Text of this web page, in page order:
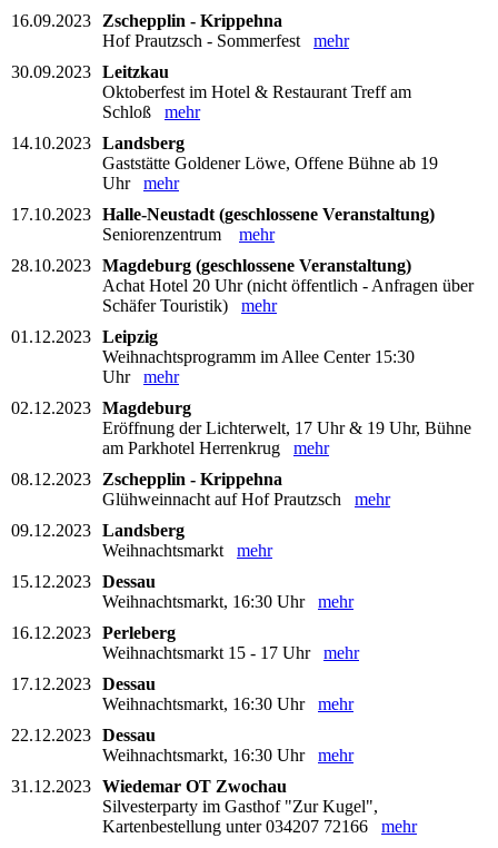
16.09.2023
Zschepplin - Krippehna
Hof Prautzsch - Sommerfest mehr
30.09.2023 Leitzkau
Oktoberfest im Hotel & Restaurant Treff am
Schloß mehr
14.10.2023 Landsberg
Gaststätte Goldener Löwe, Offene Bühne ab 19
Uhr mehr
17.10.2023 Halle-Neustadt (geschlossene Veranstaltung)
Seniorenzentrum mehr
28.10.2023 Magdeburg (geschlossene Veranstaltung)
Achat Hotel 20 Uhr (nicht öffentlich - Anfragen über
Schäfer Touristik) mehr
01.12.2023 Leipzig
Weihnachtsprogramm im Allee Center 15:30
Uhr mehr
02.12.2023 Magdeburg
Eröffnung der Lichterwelt, 17 Uhr & 19 Uhr, Bühne
am Parkhotel Herrenkrug mehr
08.12.2023
Zschepplin - Krippehna
Glühweinnacht auf Hof Prautzsch mehr
09.12.2023 Landsberg
Weihnachtsmarkt mehr
15.12.2023 Dessau
Weihnachtsmarkt, 16:30 Uhr mehr
16.12.2023 Perleberg
Weihnachtsmarkt 15 - 17 Uhr mehr
17.12.2023 Dessau
Weihnachtsmarkt, 16:30 Uhr mehr
22.12.2023 Dessau
Weihnachtsmarkt, 16:30 Uhr mehr
31.12.2023 Wiedemar OT Zwochau
Silvesterparty im Gasthof "Zur Kugel",
Kartenbestellung unter 034207 72166 mehr